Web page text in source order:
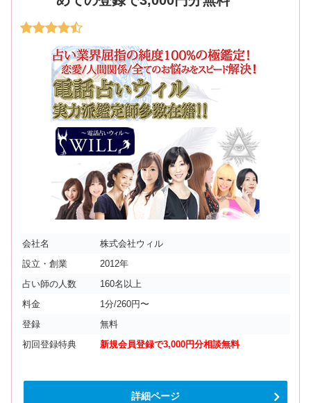
会社名
株式会社ウィル
設立・創業
2012年
占い師の人数
160名以上
料金
1分/260円〜
登録
無料
初回登録特典
新規会員登録で3,000円分相談無料
詳細ページ